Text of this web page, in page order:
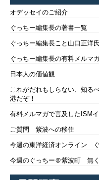
オデッセイのご紹介
ぐっちー編集長の著書一覧
ぐっちー編集長こと山口正洋
ぐっちー編集長の有料メルマ
日本人の価値観
これがだれもしらない、知
港だぞ！
有料メルマガで言及したISM
ご質問 紫波への移住
今週の東洋経済オンライン
今週のぐっちー＠紫波町 無